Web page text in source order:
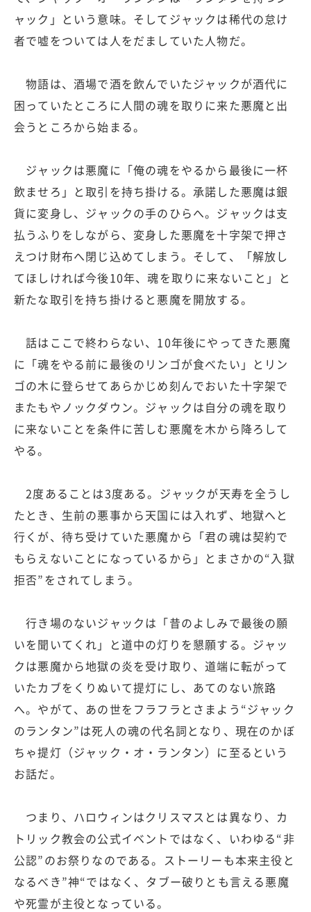
ャック」という意味。そしてジャックは稀代の怠け
者で嘘をついては人をだましていた人物だ。
物語は、酒場で酒を飲んでいたジャックが酒代に
困っていたところに人間の魂を取りに来た悪魔と出
会うところから始まる。
ジャックは悪魔に「俺の魂をやるから最後に一杯
飲ませろ」と取引を持ち掛ける。承諾した悪魔は銀
貨に変身し、ジャックの手のひらへ。ジャックは支
払うふりをしながら、変身した悪魔を十字架で押さ
えつけ財布へ閉じ込めてしまう。そして、「解放し
てほしければ今後10年、魂を取りに来ないこと」と
新たな取引を持ち掛けると悪魔を開放する。
話はここで終わらない、10年後にやってきた悪魔
に「魂をやる前に最後のリンゴが食べたい」とリン
ゴの木に登らせてあらかじめ刻んでおいた十字架で
またもやノックダウン。ジャックは自分の魂を取り
に来ないことを条件に苦しむ悪魔を木から降ろして
やる。
2度あることは3度ある。ジャックが天寿を全うし
たとき、生前の悪事から天国には入れず、地獄へと
行くが、待ち受けていた悪魔から「君の魂は契約で
もらえないことになっているから」とまさかの“入獄
拒否”をされてしまう。
行き場のないジャックは「昔のよしみで最後の願
いを聞いてくれ」と道中の灯りを懇願する。ジャッ
クは悪魔から地獄の炎を受け取り、道端に転がって
いたカブをくりぬいて提灯にし、あてのない旅路
へ。やがて、あの世をフラフラとさまよう“ジャック
のランタン”は死人の魂の代名詞となり、現在のかぼ
ちゃ提灯（ジャック・オ・ランタン）に至るという
お話だ。
つまり、ハロウィンはクリスマスとは異なり、カ
トリック教会の公式イベントではなく、いわゆる“非
公認”のお祭りなのである。ストーリーも本来主役と
なるべき”神“ではなく、タブー破りとも言える悪魔
や死霊が主役となっている。